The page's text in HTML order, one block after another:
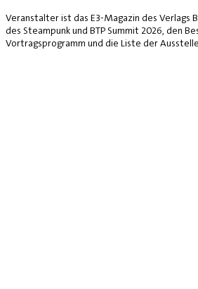
Veranstalter ist das E3-Magazin des
des Steampunk und BTP Summit 2026, den
Vortragsprogramm und die Liste der